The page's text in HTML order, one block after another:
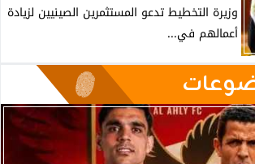
وزيرة التخطيط تدعو المستثمرين الصينيين لزيادة
أعمالهم في...